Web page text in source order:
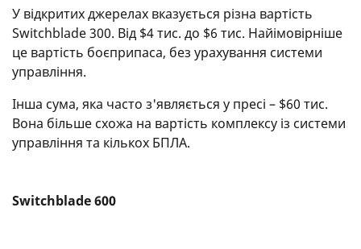
У відкритих джерелах вказується різна вартість
Switchblade 300. Від $4 тис. до $6 тис. Найімовірніше
це вартість боєприпаса, без урахування системи
управління.
Інша сума, яка часто з'являється у пресі – $60 тис.
Вона більше схожа на вартість комплексу із системи
управління та кількох БПЛА.
Switchblade 600